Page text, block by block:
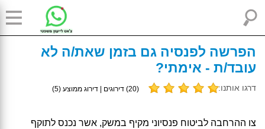
הפרשה לפנסיה גם בזמן שאת/ה לא
עובד/ת - אימתי?
דרגו אותנו: (
20) דירוגים | דירוג ממוצע (5
)
צו ההרחבה לביטוח פנסיוני מקיף במשק, אשר נכנס לתוקף